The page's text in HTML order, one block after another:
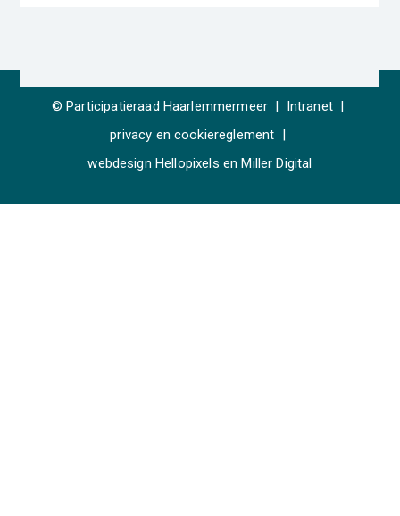
© Participatieraad Haarlemmermeer | Intranet |
privacy en cookiereglement |
webdesign Hellopixels enMiller Digital